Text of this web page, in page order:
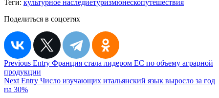
Теги: культурное наследиетуризмюнескопутешествия
Поделиться в соцсетях
Навигация
по
записям
Previous Entry Франция стала лидером ЕС по объему аграрной
продукции
Next Entry Число изучающих итальянский язык выросло за год
на 30%